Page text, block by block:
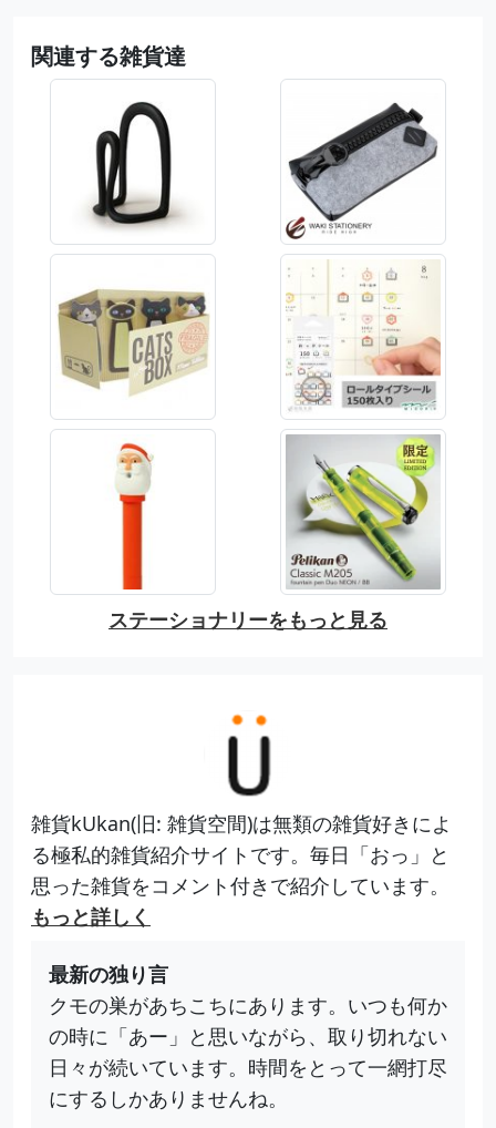
関連する雑貨達
ステーショナリーをもっと見る
雑貨kUkan(旧: 雑貨空間)は無類の雑貨好きによ
る極私的雑貨紹介サイトです。毎日「おっ」と
思った雑貨をコメント付きで紹介しています。
もっと詳しく
最新の独り言
クモの巣があちこちにあります。いつも何か
の時に「あー」と思いながら、取り切れない
日々が続いています。時間をとって一網打尽
にするしかありませんね。